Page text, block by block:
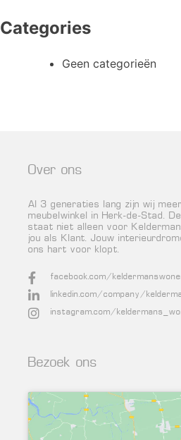
Categories
Geen categorieën
Over ons
Al 3 generaties lang zijn wij
meubelwinkel in Herk-de-Stad.
staat niet alleen voor
jou als Klant. Jouw
ons hart voor klopt.
facebook.com/
linkedin.com/company/
instagram.com/
Bezoek ons